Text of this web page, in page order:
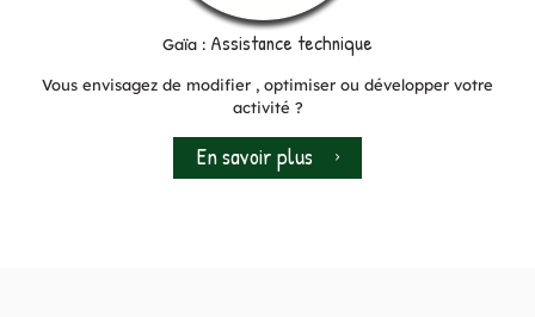
Gaïa : Assistance technique
Vous envisagez de modifier , optimiser ou développer votre
activité ?
En savoir plus